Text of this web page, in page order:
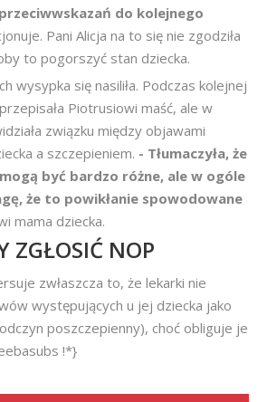
do kolejnego
Pani Alicja na to się nie zgodziła
to pogorszyć stan dziecka.
wysypka się nasiliła. Podczas kolejnej
Piotrusiowi maść, ale w
związku między objawami
a szczepieniem. - Tłumaczyła, że
być bardzo różne, ale w ogóle
że to powikłanie spowodowane
mama dziecka.
ZGŁOSIĆ NOP
zwłaszcza to, że lekarki nie
występujących u jej dziecka jako
poszczepienny), choć obliguje je
!*}